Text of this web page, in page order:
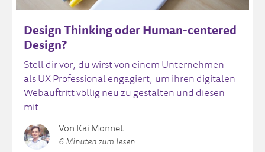
Design Thinking oder Human-centered
Design?
Stell dir vor, du wirst von einem Unternehmen
als UX Professional engagiert, um ihren digitalen
Webauftritt völlig neu zu gestalten und diesen
mit...
Von Kai Monnet
6 Minuten zum lesen